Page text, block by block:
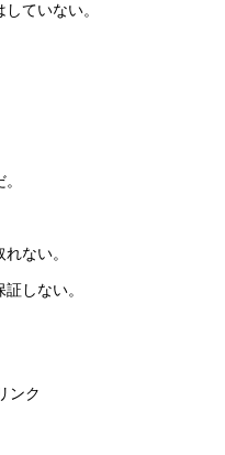
ていない。
ない。
しない。
ンク